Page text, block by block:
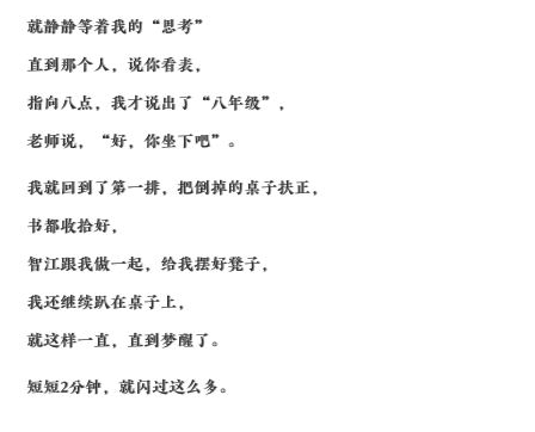
就静静等着我的“思考”
直到那个人，说你看表，
指向八点，我才说出了“八年级”，
老师说，“好，你坐下吧”。
我就回到了第一排，把倒掉的桌子扶正，
书都收拾好，
智江跟我做一起，给我摆好凳子，
我还继续趴在桌子上，
就这样一直，直到梦醒了。
短短2分钟，就闪过这么多。